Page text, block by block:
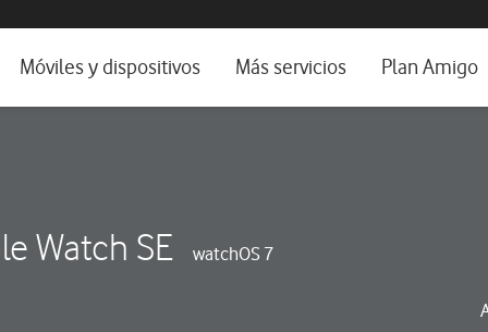
e idioma
Móviles y dispositivos Más servicios Plan Amigo
Watch SE watchOS 7